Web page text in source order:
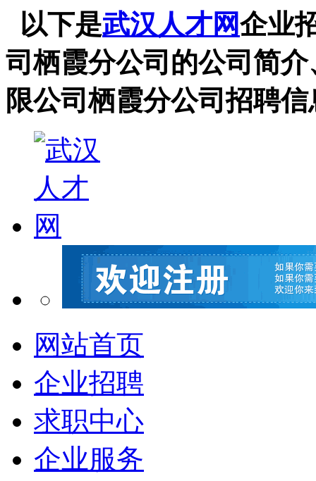
以下是武汉人才网企业
司栖霞分公司的公司简
限公司栖霞分公司招聘信
网站首页
企业招聘
求职中心
企业服务